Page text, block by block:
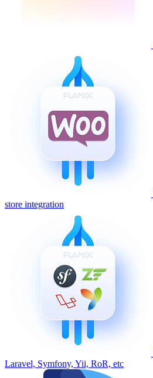
store integration
Laravel, Symfony, Yii, RoR, etc